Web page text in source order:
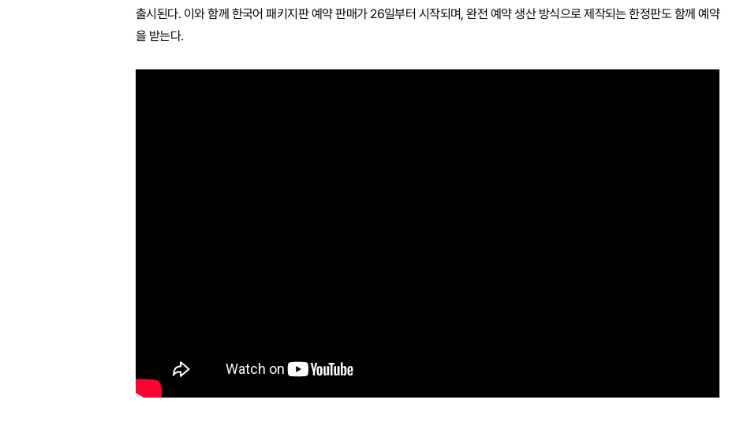
출시된다. 이와 함께 한국어 패키지판 예약 판매가 26일부터 시작되며, 완전 예약 생산 방식으로 제작되는 한정판도 함께 예약
을 받는다.